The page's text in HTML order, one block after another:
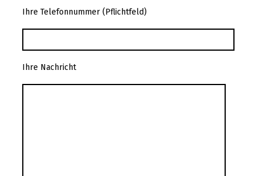
Ihre Telefonnummer (Pflichtfeld)
Ihre Nachricht